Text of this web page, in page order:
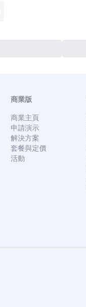
商業版
商業主頁
申請演示
解決方案
套餐與定價
活動